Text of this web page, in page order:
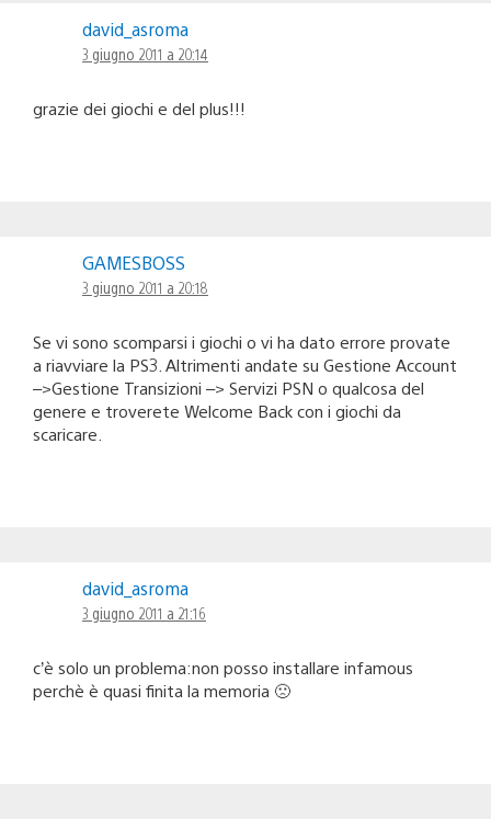
david_asroma
3 giugno 2011 a 20:14
grazie dei giochi e del plus!!!
GAMESBOSS
3 giugno 2011 a 20:18
Se vi sono scomparsi i giochi o vi ha dato errore provate
a riavviare la PS3. Altrimenti andate su Gestione Account
–>Gestione Transizioni –> Servizi PSN o qualcosa del
genere e troverete Welcome Back con i giochi da
scaricare.
david_asroma
3 giugno 2011 a 21:16
c’è solo un problema:non posso installare infamous
perchè è quasi finita la memoria 🙁